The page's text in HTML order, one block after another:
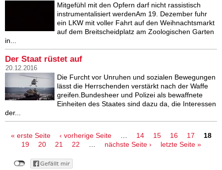
Mitgefühl mit den Opfern darf nicht rassistisch
instrumentalisiert werdenAm 19. Dezember fuhr
ein LKW mit voller Fahrt auf den Weihnachtsmarkt
auf dem Breitscheidplatz am Zoologischen Garten
in...
Der Staat rüstet auf
20.12.2016
Die Furcht vor Unruhen und sozialen Bewegungen
lässt die Herrschenden verstärkt nach der Waffe
greifen.Bundesheer und Polizei als bewaffnete
Einheiten des Staates sind dazu da, die Interessen
der...
Seiten
« erste Seite ‹ vorherige Seite 14 15 16 17
18
19
20 21 22 nächste Seite › letzte Seite »